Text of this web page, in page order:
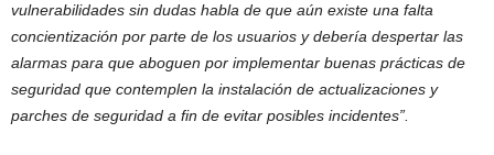
vulnerabilidades sin dudas habla de que aún existe una falta
concientización por parte de los usuarios y debería despertar las
alarmas para que aboguen por implementar buenas prácticas de
seguridad que contemplen la instalación de actualizaciones y
parches de seguridad a fin de evitar posibles incidentes”.